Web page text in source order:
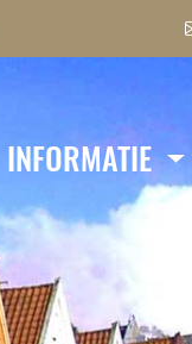
INFORMATIE